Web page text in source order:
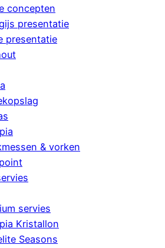
concepten
presentatie
presentatie
& vorken
servies
Kristallon
Seasons